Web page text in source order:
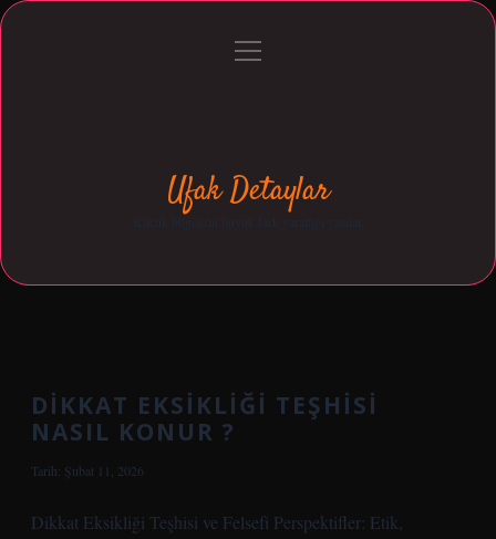
Gizlilik Politikası
menüyü
Ufak Detaylar
DIKKAT EKSIKLIĞI TEŞHISI
NASIL KONUR ?
Tarih: Şubat 11, 2026
Dikkat Eksikliği Teşhisi ve Felsefi Perspektifler: Etik,